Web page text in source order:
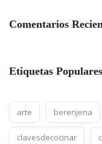
Comentarios
Etiquetas Populares
arte berenjena
clavesdecocinar